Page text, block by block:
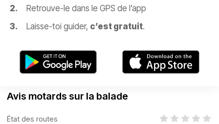
Retrouve-le dans le GPS de l’app
Laisse-toi guider, c’est gratuit.
Avis motards sur la balade
État des routes